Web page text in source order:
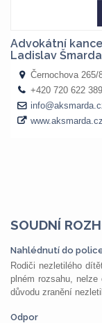
SOUDNÍ
Nahlédnutí do
Rodiči nezletilého
plném rozsahu,
důvodu zranění
Odpor